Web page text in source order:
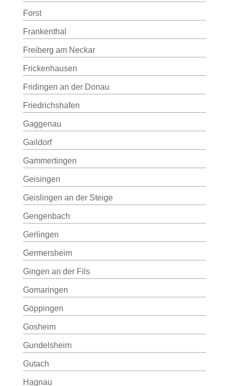
Forst
Frankenthal
Freiberg am Neckar
Frickenhausen
Fridingen an der Donau
Friedrichshafen
Gaggenau
Gaildorf
Gammertingen
Geisingen
Geislingen an der Steige
Gengenbach
Gerlingen
Germersheim
Gingen an der Fils
Gomaringen
Göppingen
Gosheim
Gundelsheim
Gutach
Hagnau